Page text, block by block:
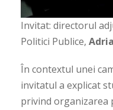
Invitat: directorul
Politici Publice,
În contextul unei
invitatul a explicat
privind organizarea